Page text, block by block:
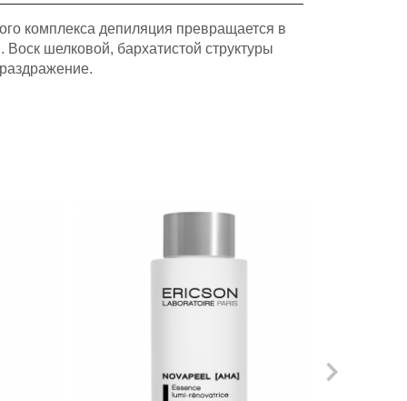
комплекса депиляция превращается в
шелковой, бархатистой структуры